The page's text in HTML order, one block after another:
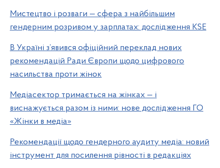
Мистецтво і розваги — сфера з найбільшим
гендерним розривом у зарплатах: дослідження KSE
В Україні з’явився офіційний переклад нових
рекомендацій Ради Європи щодо цифрового
насильства проти жінок
Медіасектор тримається на жінках — і
виснажується разом із ними: нове дослідження ГО
«Жінки в медіа»
Рекомендації щодо гендерного аудиту медіа: новий
інструмент для посилення рівності в редакціях